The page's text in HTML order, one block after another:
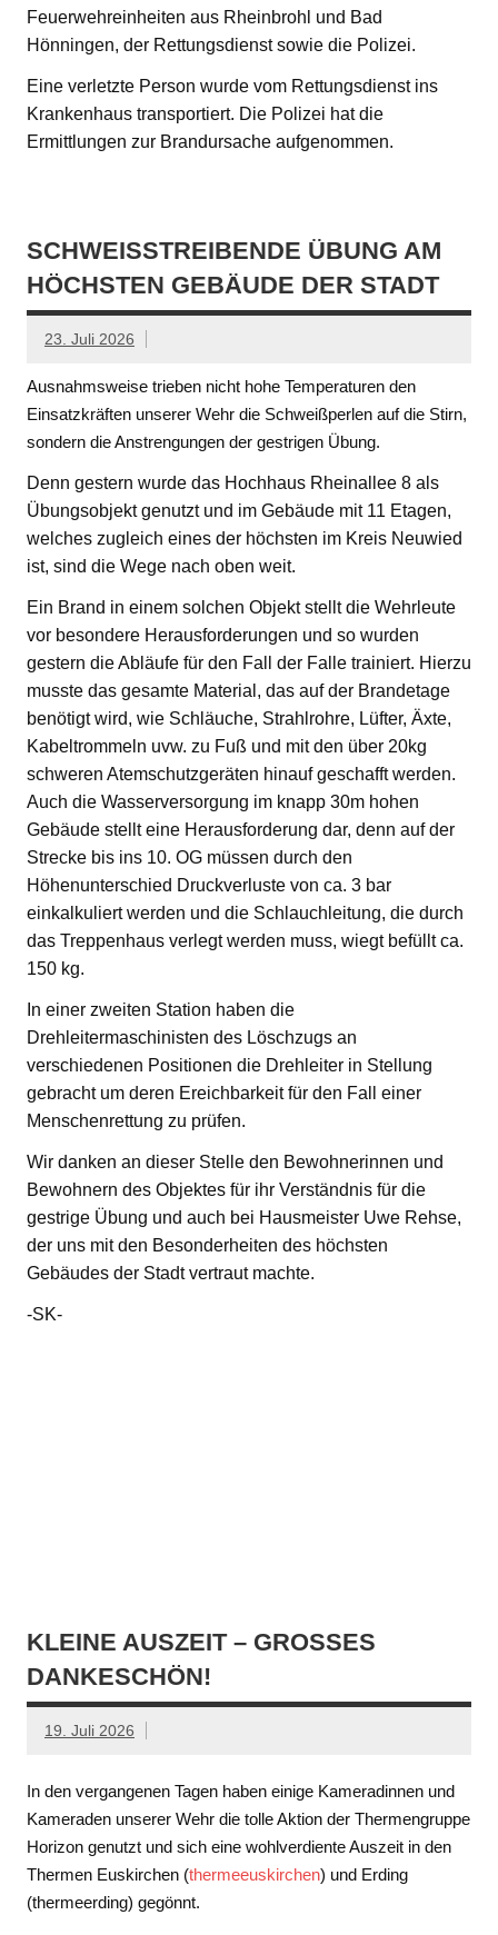
Feuerwehreinheiten aus Rheinbrohl und Bad
Hönningen, der Rettungsdienst sowie die Polizei.
Eine verletzte Person wurde vom Rettungsdienst ins
Krankenhaus transportiert. Die Polizei hat die
Ermittlungen zur Brandursache aufgenommen.
SCHWEISSTREIBENDE ÜBUNG AM H
ÖCHSTEN GEBÄUDE DER STADT
23. Juli 2026
Ausnahmsweise trieben nicht hohe Temperaturen den
Einsatzkräften unserer Wehr die Schweißperlen auf die Stirn,
sondern die Anstrengungen der gestrigen Übung.
Denn gestern wurde das Hochhaus Rheinallee 8 als
Übungsobjekt genutzt und im Gebäude mit 11 Etagen,
welches zugleich eines der höchsten im Kreis Neuwied
ist, sind die Wege nach oben weit.
Ein Brand in einem solchen Objekt stellt die Wehrleute
vor besondere Herausforderungen und so wurden
gestern die Abläufe für den Fall der Falle trainiert. Hierzu
musste das gesamte Material, das auf der Brandetage
benötigt wird, wie Schläuche, Strahlrohre, Lüfter, Äxte,
Kabeltrommeln uvw. zu Fuß und mit den über 20kg
schweren Atemschutzgeräten hinauf geschafft werden.
Auch die Wasserversorgung im knapp 30m hohen
Gebäude stellt eine Herausforderung dar, denn auf der
Strecke bis ins 10. OG müssen durch den
Höhenunterschied Druckverluste von ca. 3 bar
einkalkuliert werden und die Schlauchleitung, die durch
das Treppenhaus verlegt werden muss, wiegt befüllt ca.
150 kg.
In einer zweiten Station haben die
Drehleitermaschinisten des Löschzugs an
verschiedenen Positionen die Drehleiter in Stellung
gebracht um deren Ereichbarkeit für den Fall einer
Menschenrettung zu prüfen.
Wir danken an dieser Stelle den Bewohnerinnen und
Bewohnern des Objektes für ihr Verständnis für die
gestrige Übung und auch bei Hausmeister Uwe Rehse,
der uns mit den Besonderheiten des höchsten
Gebäudes der Stadt vertraut machte.
-SK-
KLEINE AUSZEIT – GROSSES D
ANKESCHÖN!
19. Juli 2026
In den vergangenen Tagen haben einige Kameradinnen und
Kameraden unserer Wehr die tolle Aktion der Thermengruppe
Horizon genutzt und sich eine wohlverdiente Auszeit in den
Thermen Euskirchen (thermeeuskirchen) und Erding
(thermeerding) gegönnt.